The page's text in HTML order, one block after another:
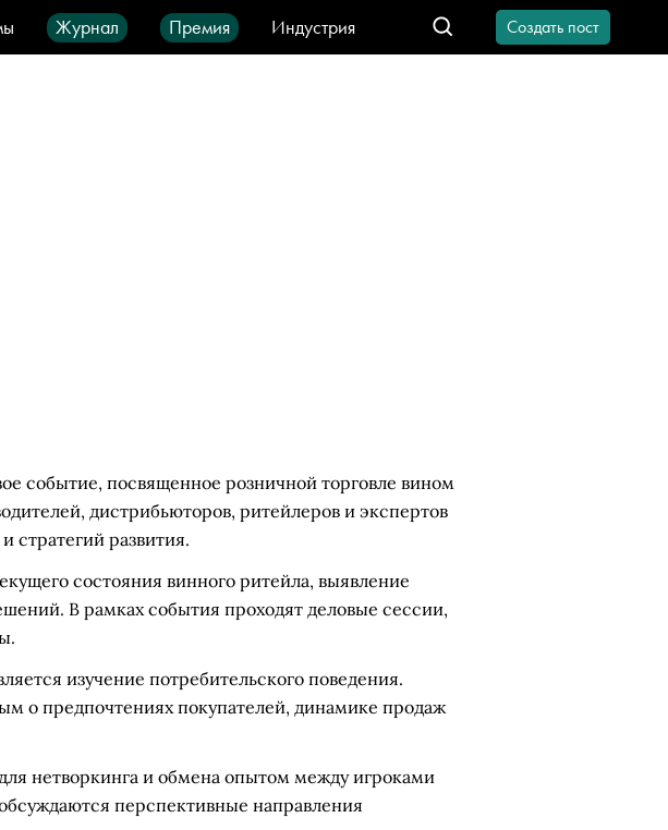
Журнал Премия
Индустрия
Город IT-продукты
Создать пост
событие, посвященное розничной торговле вином
дистрибьюторов, ритейлеров и экспертов
стратегий развития.
состояния винного ритейла, выявление
В рамках события проходят деловые сессии,
изучение потребительского поведения.
о предпочтениях покупателей, динамике продаж
нетворкинга и обмена опытом между игроками
перспективные направления